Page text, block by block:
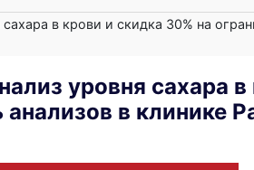
в крови и скидка 30% на
уровня сахара в
в клинике